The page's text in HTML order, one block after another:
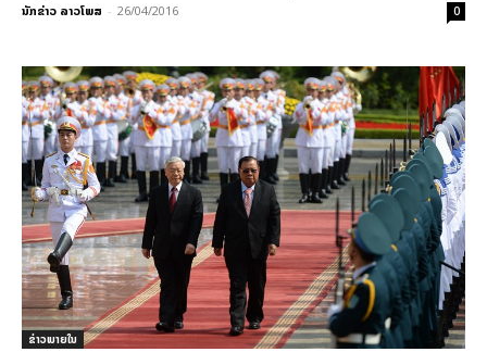
ນັກຂ່າວ ລາວໂພສ - 26/04/2016 0
ຂ່າວພາຍ​ໃນ